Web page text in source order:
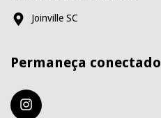
Joinville SC
Permaneça conectado